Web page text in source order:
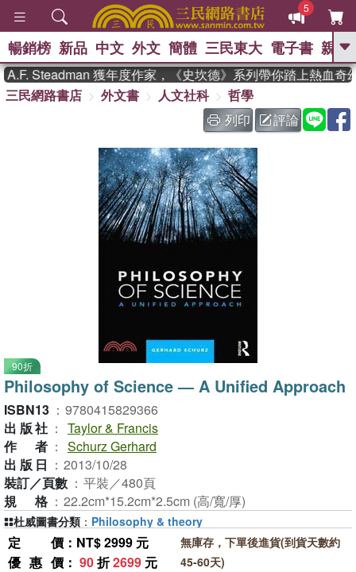
5
GO
熱搜： 東野圭吾 、
、 如果歷史是一群喵 、 暑期
國際布克獎 臺灣漫遊錄 、 方
念華 、 台灣的李登輝時代
孩：黎曼猜想 、 偉大的迷走神經
暢銷榜 新品 中文 外文 簡體 三民東大 電子書 親子
Steadman 獲年度作家，《史坎德》系列帶你踏上熱血奇幻
三民網路書店
外文書 人文社科
哲學
列印
評論
90折
Philosophy of Science ― A Unified Approach
ISBN13 ： 9780415829366
出版社 ： Taylor & Francis
作者 ： Schurz Gerhard
出版日 ： 2013/10/28
裝訂／頁數 ： 平裝／480頁
規格 ： 22.2cm*15.2cm*2.5cm (高/寬/厚)
定價 ：NT$ 2999 元
優惠價 ： 90折2699 元
無庫存，下單後進貨(到貨天數約
45-60天)
杜威圖書分類 ： Philosophy & theory